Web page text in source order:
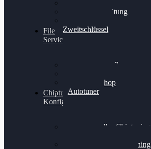
Felgenaufbereitung
Zweitschlüssel
File
Service
Alientech Kess3
Alientech Shop
Autotuner
Chiptuning
Konfigurator
Professionelles Chiptuning
Professionelles Chiptuning